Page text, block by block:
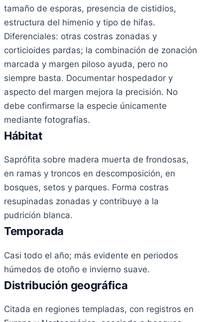
tamaño de esporas, presencia de cistidios,
estructura del himenio y tipo de hifas.
Diferenciales: otras costras zonadas y
corticioides pardas; la combinación de zonación
marcada y margen piloso ayuda, pero no
siempre basta. Documentar hospedador y
aspecto del margen mejora la precisión. No
debe confirmarse la especie únicamente
mediante fotografías.
Hábitat
Saprófita sobre madera muerta de frondosas,
en ramas y troncos en descomposición, en
bosques, setos y parques. Forma costras
resupinadas zonadas y contribuye a la
pudrición blanca.
Temporada
Casi todo el año; más evidente en periodos
húmedos de otoño e invierno suave.
Distribución geográfica
Citada en regiones templadas, con registros en